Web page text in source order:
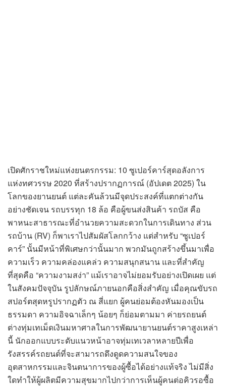
เปิดศักราชใหม่แห่งยนตรกรรม: 10 ซูเปอร์คาร์สุดอลังการ
แห่งทศวรรษ 2020 ที่สร้างปรากฏการณ์ (อัปเดต 2025) ใน
โลกของยานยนต์ แต่ละคันล้วนมีจุดประสงค์ที่แตกต่างกัน
อย่างชัดเจน รถบรรทุก 18 ล้อ คือผู้ขนส่งสินค้า รถบัส คือ
พาหนะสาธารณะที่อำนวยความสะดวกในการเดินทาง ส่วน
รถบ้าน (RV) ก็พาเราไปสัมผัสโลกกว้าง แต่สำหรับ “ซูเปอร์
คาร์” นั้นมีหน้าที่พิเศษกว่านั้นมาก พวกมันถูกสร้างขึ้นมาเพื่อ
ความเร็ว ความคล่องแคล่ว ความสนุกสนาน และที่สำคัญ
ที่สุดคือ “ความงามสง่า” แม้เราอาจไม่ยอมรับอย่างเปิดเผย แต่
ในสังคมปัจจุบัน รูปลักษณ์ภายนอกคือสิ่งสำคัญ เมื่อคุณขับรถ
สปอร์ตสุดหรูปรากฏตัว ณ สี่แยก ผู้คนย่อมต้องหันมองเป็น
ธรรมดา ความอิจฉาเล็กๆ น้อยๆ ก็ย่อมตามมา ค่ายรถยนต์
ต่างทุ่มเทเม็ดเงินมหาศาลในการพัฒนายานยนต์ราคาสูงเหล่า
นี้ นักออกแบบระดับแนวหน้าอาจทุ่มเทเวลาหลายปีเพื่อ
รังสรรค์รถยนต์ที่จะสามารถดึงดูดความสนใจของ
อุตสาหกรรมและจินตนาการของผู้ซื้อได้อย่างแท้จริง ไม่มีสิ่ง
ใดทำให้ผู้ผลิตมีความสุขมากไปกว่าการเห็นผู้คนต่อคิวรอซื้อ